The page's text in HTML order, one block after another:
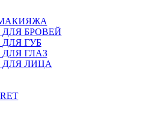
БРОВЕЙ
ГУБ
ГЛАЗ
ЛИЦА